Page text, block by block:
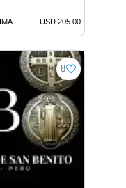
USD 205.00
8